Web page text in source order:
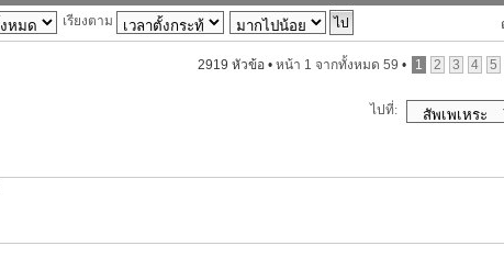
เรียงตาม
2919 หัวข้อ • หน้า 1 จากทั้งหมด 59 • 1 2 3 4 5
ไปที่: